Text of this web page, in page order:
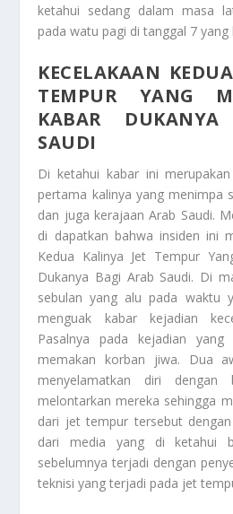
ketahui sedang dalam masa
pada watu pagi di tanggal 7 yang
KECELAKAAN
TEMPUR YANG
KABAR
SAUDI
Di ketahui kabar ini
pertama kalinya yang menimpa
dan juga kerajaan Arab Saudi.
di dapatkan bahwa insiden ini
Kedua Kalinya Jet Tempur
Dukanya Bagi Arab Saudi. Di
sebulan yang alu pada waktu
menguak kabar kejadian
Pasalnya pada kejadian
memakan korban jiwa. Dua
menyelamatkan diri dengan
melontarkan mereka sehingga
dari jet tempur tersebut
dari media yang di ketahui
sebelumnya terjadi dengan
teknisi yang terjadi pada jet